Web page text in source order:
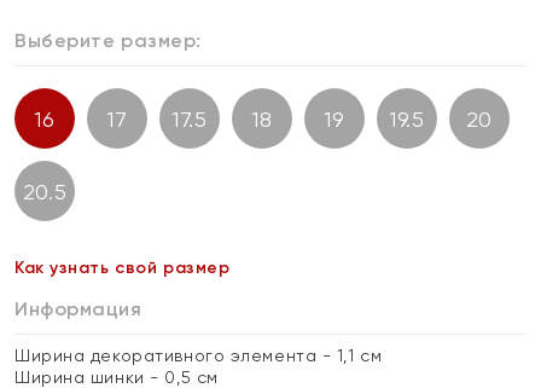
Выберите размер:
16 17 17.5 18 19 19.5 20
20.5
Как узнать свой размер
Информация
Ширина декоративного элемента - 1,1 см
Ширина шинки - 0,5 см